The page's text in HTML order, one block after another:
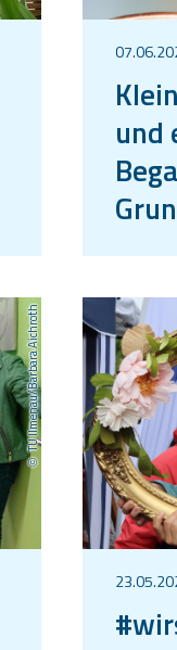
und
TU Ilmenau/Barbara Aichroth